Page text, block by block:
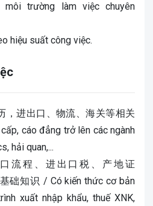
môi trường làm việc chuyên
hiệu suất công việc.
，进出口、物流、海关等相关
cáo đẳng trở lên các ngành
hải quan,...
流程、进出口税、产地证
础知识 / Có kiến thức cơ bản
xuất nhập khẩu, thuế XNK,